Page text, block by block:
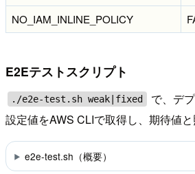
NO_IAM_INLINE_POLICY
E2Eテストスクリプト
./e2e-test.sh weak|fixed
で、デ
設定値をAWS CLIで取得し、期待値と
e2e-test.sh（概要）